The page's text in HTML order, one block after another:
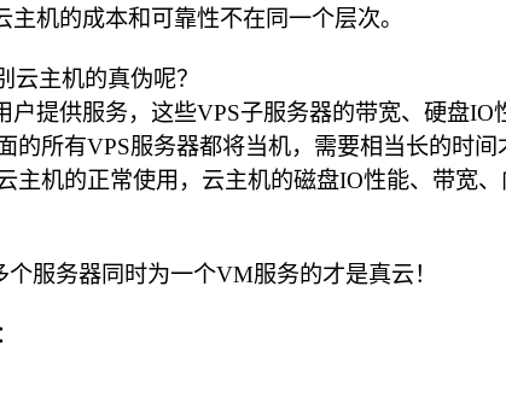
机的成本和可靠性不在同一个层次。
主机的真伪呢？
提供服务，这些VPS子服务器的带宽、硬盘
所有VPS服务器都将当机，需要相当长的时
机的正常使用，云主机的磁盘IO性能、带宽
服务器同时为一个VM服务的才是真云！